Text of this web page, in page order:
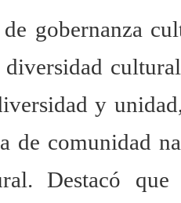
gobernanza
y
de comunidad
Destacó